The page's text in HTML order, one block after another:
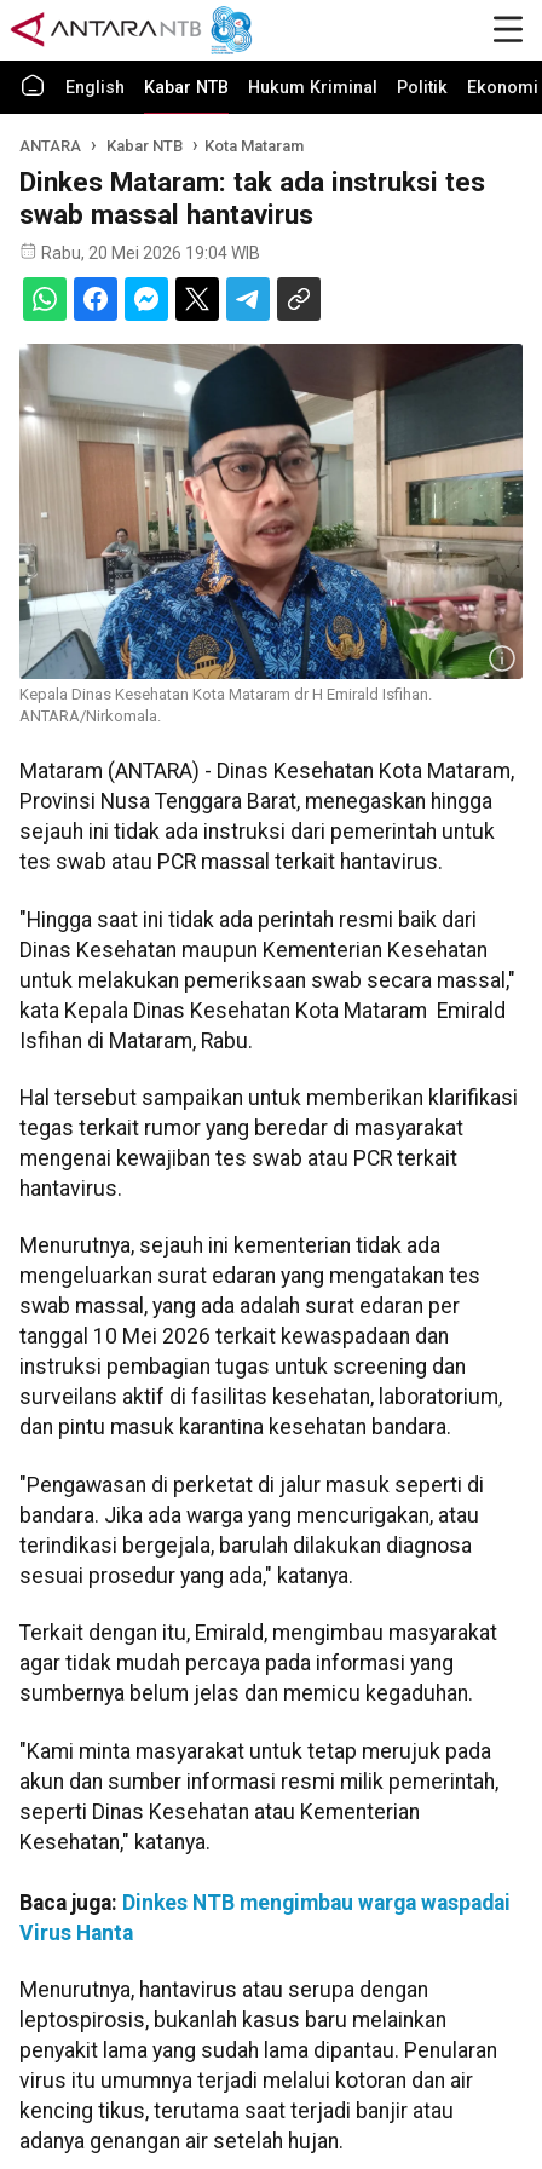
English Kabar NTB Hukum Kriminal Politik
ANTARA Kabar NTB Kota Mataram
Dinkes Mataram: tak ada instruksi tes
swab massal hantavirus
Rabu, 20 Mei 2026 19:04 WIB
Kepala Dinas Kesehatan Kota Mataram dr H Emirald Isfihan.
ANTARA/Nirkomala.
Mataram (ANTARA) - Dinas Kesehatan Kota Mataram,
Provinsi Nusa Tenggara Barat, menegaskan hingga
sejauh ini tidak ada instruksi dari pemerintah untuk
tes swab atau PCR massal terkait hantavirus.
"Hingga saat ini tidak ada perintah resmi baik dari
Dinas Kesehatan maupun Kementerian Kesehatan
untuk melakukan pemeriksaan swab secara massal,"
kata Kepala Dinas Kesehatan Kota Mataram Emirald
Isfihan di Mataram, Rabu.
Hal tersebut sampaikan untuk memberikan klarifikasi
tegas terkait rumor yang beredar di masyarakat
mengenai kewajiban tes swab atau PCR terkait
hantavirus.
Menurutnya, sejauh ini kementerian tidak ada
mengeluarkan surat edaran yang mengatakan tes
swab massal, yang ada adalah surat edaran per
tanggal 10 Mei 2026 terkait kewaspadaan dan
instruksi pembagian tugas untuk screening dan
surveilans aktif di fasilitas kesehatan, laboratorium,
dan pintu masuk karantina kesehatan bandara.
"Pengawasan di perketat di jalur masuk seperti di
bandara. Jika ada warga yang mencurigakan, atau
terindikasi bergejala, barulah dilakukan diagnosa
sesuai prosedur yang ada," katanya.
Terkait dengan itu, Emirald, mengimbau masyarakat
agar tidak mudah percaya pada informasi yang
sumbernya belum jelas dan memicu kegaduhan.
"Kami minta masyarakat untuk tetap merujuk pada
akun dan sumber informasi resmi milik pemerintah,
seperti Dinas Kesehatan atau Kementerian
Kesehatan," katanya.
Baca juga: Dinkes NTB mengimbau warga waspadai
Virus Hanta
Menurutnya, hantavirus atau serupa dengan
leptospirosis, bukanlah kasus baru melainkan
penyakit lama yang sudah lama dipantau. Penularan
virus itu umumnya terjadi melalui kotoran dan air
kencing tikus, terutama saat terjadi banjir atau
adanya genangan air setelah hujan.